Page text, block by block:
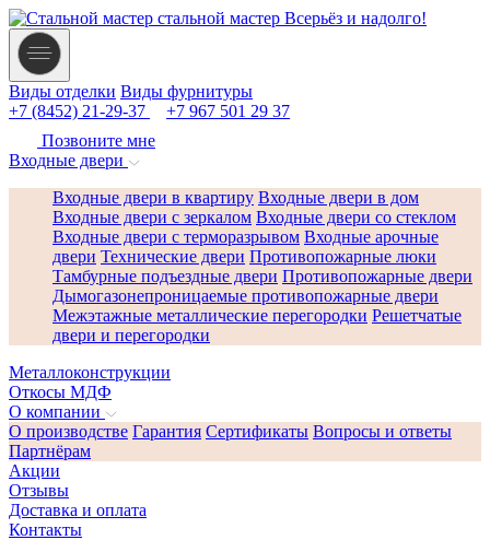
стальной мастер Всерьёз и надолго!
Виды отделки Виды фурнитуры
+7 (8452) 21-29-37
+7 967 501 29 37
Позвоните мне
Входные двери
Входные двери в квартиру Входные двери в дом
Входные двери с зеркалом Входные двери со стеклом
Входные двери с терморазрывом Входные арочные
двери Технические двери Противопожарные люки
Тамбурные подъездные двери Противопожарные двери
Дымогазонепроницаемые противопожарные двери
Межэтажные металлические перегородки Решетчатые
двери и перегородки
Металлоконструкции
Откосы МДФ
О компании
О производстве Гарантия Сертификаты Вопросы и ответы
Партнёрам
Акции
Отзывы
Доставка и оплата
Контакты